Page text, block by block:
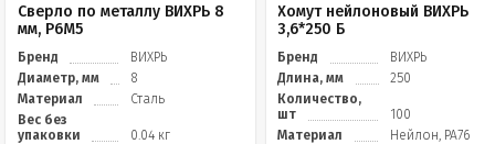
Сверло по металлу ВИХРЬ 8
мм, P6M5
Бренд
ВИХРЬ
Диаметр, мм
8
Материал
Сталь
Вес без
упаковки
0.04 кг
Хомут нейлоновый ВИХРЬ
3,6*250 Б
Бренд
ВИХРЬ
Длина, мм
250
Количество,
шт
100
Материал
Нейлон, PA76